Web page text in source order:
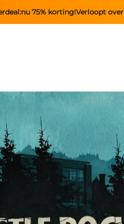
nu 75% korting!Verloopt over